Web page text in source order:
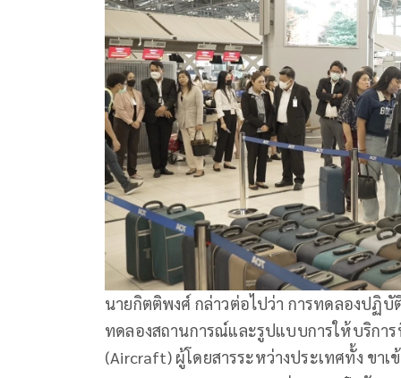
นายกิตติพงศ์ กล่าวต่อไปว่า การทดลองปฏิบั
ทดลองสถานการณ์และรูปแบบการให้บริกา
(Aircraft) ผู้โดยสารระหว่างประเทศทั้ง ขาเ